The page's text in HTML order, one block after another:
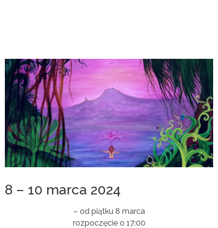
8 – 10 marca 2024
– od piątku 8 marca
rozpoczęcie o 17:00